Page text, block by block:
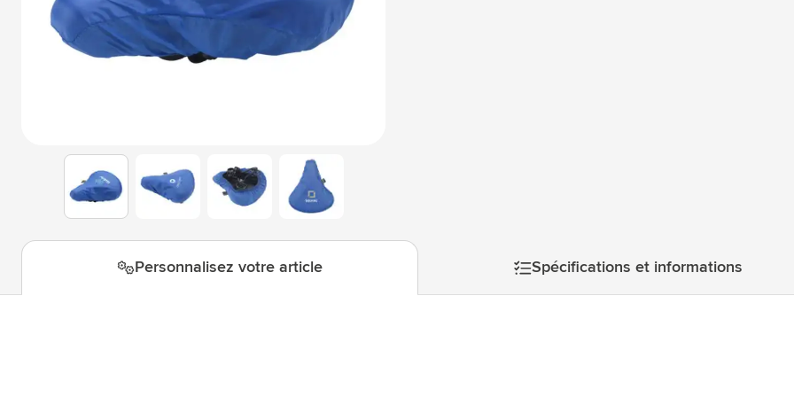
Afficher le sous-menu pour la catégorie Technologie & gadgets
Giveaways
Afficher le sous-menu pour la catégorie Giveaways
Afficher le sous-menu pour la catégorie Outdoor & Loisirs
Outils & Déplacements
Afficher le sous-menu pour la catégorie Outils & Déplacements
View larger imageView larger imageView larger imageView larger image
Personnalisez votre article Spécifications et informations